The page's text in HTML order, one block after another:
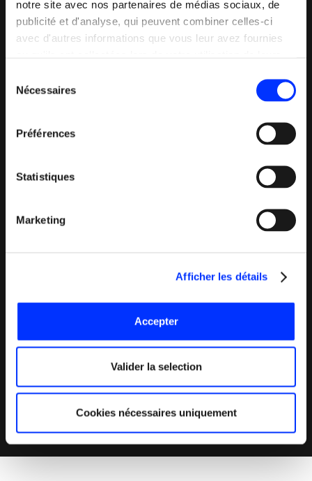
notre site avec nos partenaires de médias sociaux, de
publicité et d'analyse, qui peuvent combiner celles-ci
avec d'autres informations que vous leur avez fournies
Nécessaires
Préférences
Statistiques
Marketing
Afficher les détails
Accepter
Valider la selection
Cookies nécessaires uniquement
+33%
de visites sur le site web
+29%
480K